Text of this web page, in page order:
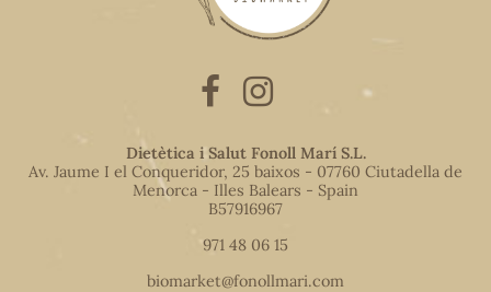
Dietètica i Salut Fonoll Marí S.L.
Av. Jaume I el Conqueridor, 25 baixos - 07760 Ciutadella de
Menorca - Illes Balears - Spain
B57916967
971 48 06 15
biomarket@fonollmari.com